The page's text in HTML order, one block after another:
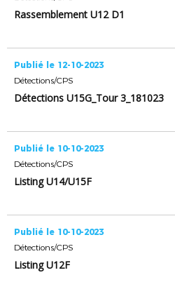
Rassemblement U12 D1
Publié le 12-10-2023
Détections/CPS
Détections U15G_Tour 3_181023
Publié le 10-10-2023
Détections/CPS
Listing U14/U15F
Publié le 10-10-2023
Détections/CPS
Listing U12F